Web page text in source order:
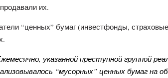
их.
“ценных” бумаг (инвестфонды,
указанной преступной группой
“мусорных” ценных бумаг на